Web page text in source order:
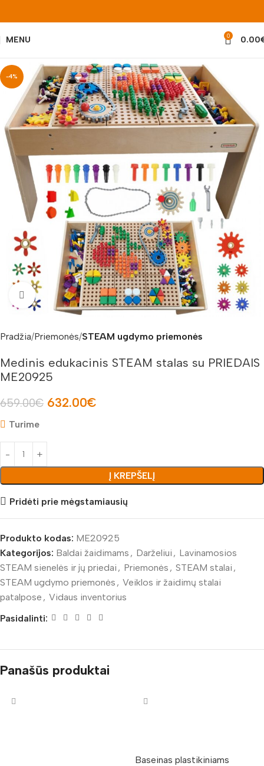
MENU 0 0.00
-4%
Padidinti nuotrauką
Pradžia Priemonės STEAM ugdymo priemonės
Medinis edukacinis STEAM stalas su PRIEDAIS
ME20925
659.00€ 632.00€
Turime
Į KREPŠELĮ
Pridėti prie mėgstamiausių
Produkto kodas: ME20925
Kategorijos: Baldai žaidimams , Darželiui , Lavinamosios
STEAM sienelės ir jų priedai , Priemonės , STEAM stalai ,
STEAM ugdymo priemonės , Veiklos ir žaidimų stalai
patalpose , Vidaus inventorius
Pasidalinti:
Panašūs produktai
Baseinas plastikiniams